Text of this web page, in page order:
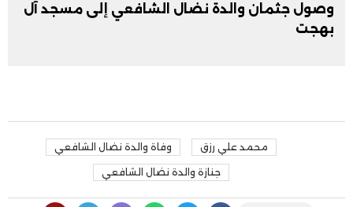
وصول جثمان والدة نضال الشافعي إلى مسجد آل
بهجت
محمد علي رزق وفاة والدة نضال الشافعي
جنازة والدة نضال الشافعي